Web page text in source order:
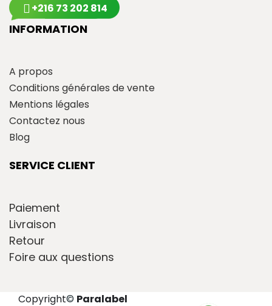
+216 73 202 814
INFORMATION
A propos
Conditions générales de vente
Mentions légales
Contactez nous
Blog
SERVICE CLIENT
Paiement
Livraison
Retour
Foire aux questions
Copyright© Paralabel